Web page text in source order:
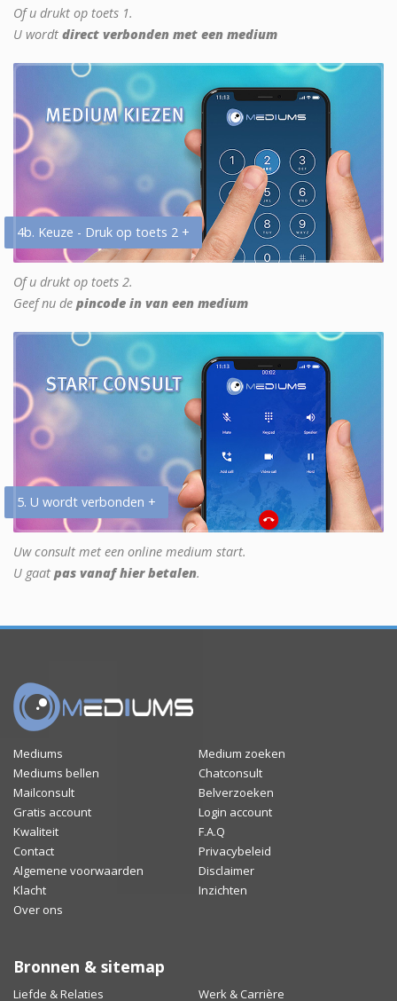
Of u drukt op toets 1.
U wordt direct verbonden met een medium
4b. Keuze - Druk op toets 2 +
Of u drukt op toets 2.
Geef nu de pincode in van een medium
5. U wordt verbonden +
Uw consult met een online medium start.
U gaat pas vanaf hier betalen.
Mediums
Medium zoeken
Mediums bellen
Chatconsult
Mailconsult
Belverzoeken
Gratis account
Login account
Kwaliteit
F.A.Q
Contact
Privacybeleid
Algemene voorwaarden
Disclaimer
Klacht
Inzichten
Over ons
Bronnen & sitemap
Liefde & Relaties Werk & Carrière